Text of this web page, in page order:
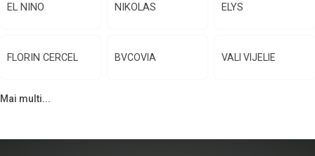
EL NINO NIKOLAS ELYS
FLORIN CERCEL BVCOVIA VALI VIJELIE
Mai multi...